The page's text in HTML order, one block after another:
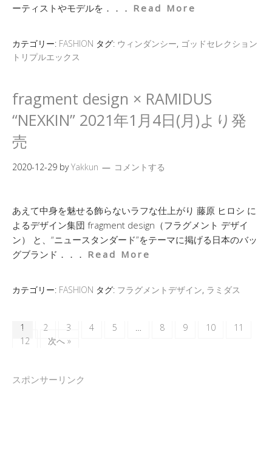
ーティストやモデルを．．． Read More
カテゴリー: FASHION タグ: ウィンダンシー, ゴッドセレクション
トリプルエックス
fragment design × RAMIDUS
“NEXKIN” 2021年1月4日(月)より発
売
2020-12-29 byYakkun コメントする
あえて中身を魅せる飾らないラフな仕上がり 藤原 ヒロシ に
よるデザイン集団 fragment design（フラグメント デザイ
ン） と、“ニュースタンダード”をテーマに掲げる日本のバッ
グブランド．．． Read More
カテゴリー: FASHION タグ: フラグメントデザイン, ラミダス
1 2 3 4 5 … 8 9 10
11
12
次へ »
スポンサーリンク